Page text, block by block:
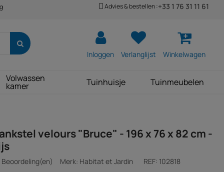
Advies & bestellen :+33 1 76 31 11 61
Inloggen Verlanglijst Winkelwagen
Volwassen
kamer Tuinhuisje Tuinmeubelen
velours "Bruce" - 196 x 76 x 82 cm -
Beoordeling(en) Merk: Habitat et Jardin REF: 102818